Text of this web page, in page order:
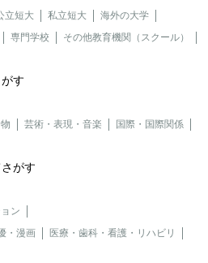
立短大 私立短大
海外の大学
専門学校
その他教育機関（スクール）
す
芸術・表現・音楽
国際・国際関係
がす
ン
・漫画
医療・歯科・看護・リハビリ